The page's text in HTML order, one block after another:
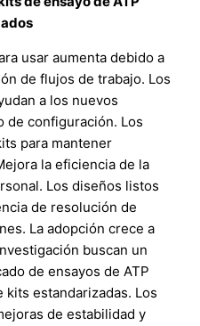
usar aumenta debido a
de flujos de trabajo. Los
a los nuevos
de configuración. Los
para mantener
la eficiencia de la
Los diseños listos
de resolución de
La adopción crece a
buscan un
de ensayos de ATP
kits estandarizadas. Los
de estabilidad y